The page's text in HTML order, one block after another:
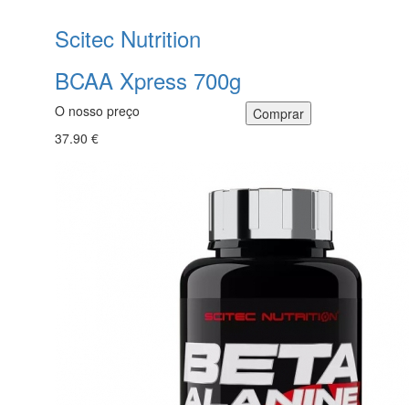
Scitec Nutrition
BCAA Xpress 700g
O nosso preço
37.90 €